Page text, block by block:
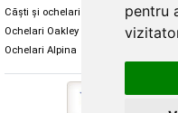
pentru
Căști și ochelari Alpina
Ochelari Oakley
Ochelari Alpina